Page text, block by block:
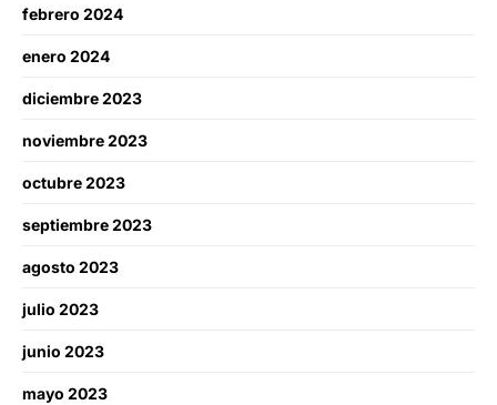
febrero 2024
enero 2024
diciembre 2023
noviembre 2023
octubre 2023
septiembre 2023
agosto 2023
julio 2023
junio 2023
mayo 2023